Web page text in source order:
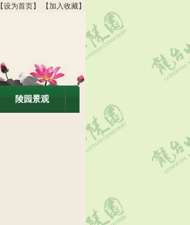
【设为首页】 【加入收藏】
陵园景观